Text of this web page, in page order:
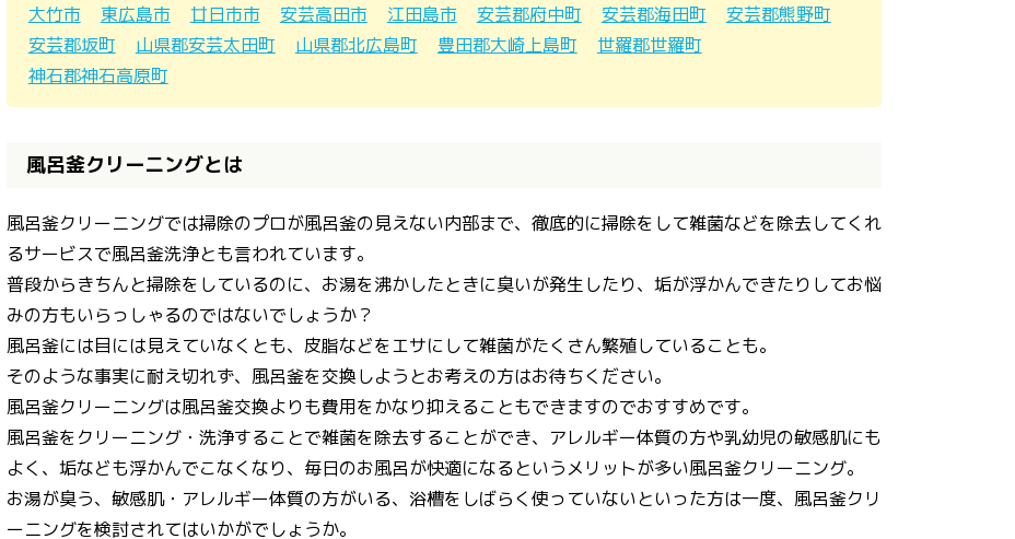
大竹市
東広島市 廿日市市 安芸高田市 江田島市 安芸郡府中町 安芸郡海田町
安芸郡熊野町
安芸郡坂町
山県郡安芸太田町 山県郡北広島町 豊田郡大崎上島町
世羅郡世羅町
神石郡神石高原町
風呂釜クリーニングとは
風呂釜クリーニングでは掃除のプロが風呂釜の見えない内部まで、徹底的に掃除をして雑菌などを除去してくれ
るサービスで風呂釜洗浄とも言われています。
普段からきちんと掃除をしているのに、お湯を沸かしたときに臭いが発生したり、垢が浮かんできたりしてお悩
みの方もいらっしゃるのではないでしょうか？
風呂釜には目には見えていなくとも、皮脂などをエサにして雑菌がたくさん繁殖していることも。
そのような事実に耐え切れず、風呂釜を交換しようとお考えの方はお待ちください。
風呂釜クリーニングは風呂釜交換よりも費用をかなり抑えることもできますのでおすすめです。
風呂釜をクリーニング・洗浄することで雑菌を除去することができ、アレルギー体質の方や乳幼児の敏感肌にも
よく、垢なども浮かんでこなくなり、毎日のお風呂が快適になるというメリットが多い風呂釜クリーニング。
お湯が臭う、敏感肌・アレルギー体質の方がいる、浴槽をしばらく使っていないといった方は一度、風呂釜クリ
ーニングを検討されてはいかがでしょうか。